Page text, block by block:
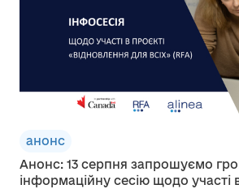
анонс
Анонс: 13 серпня запрошуємо
інформаційну сесію щодо участі